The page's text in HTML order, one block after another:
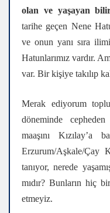
olan ve yaşayan
tarihe geçen Nene
ve onun yanı sıra
Hatunlarımız vardır.
var. Bir kişiye takılıp
Merak ediyorum
döneminde
maaşını Kızılay’a
Erzurum/Aşkale/Çay
tanıyor, nerede
mıdır? Bunların hiç
etmeyiz.